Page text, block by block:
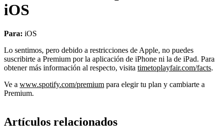
iOS
Para: iOS
Lo sentimos, pero debido a restricciones de Apple, no puedes
suscribirte a Premium por la aplicación de iPhone ni la de iPad. Para
obtener más información al respecto, visita timetoplayfair.com/facts.
Ve a www.spotify.com/premium para elegir tu plan y cambiarte a
Premium.
Artículos relacionados